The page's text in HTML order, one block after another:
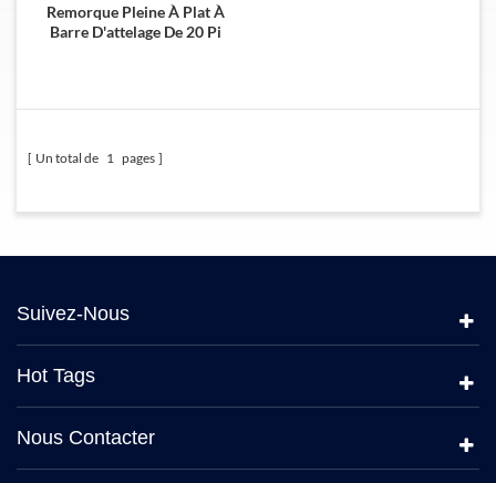
Remorque Pleine À Plat À
Barre D'attelage De 20 Pi
Un total de 1 pages
Suivez-Nous
Hot Tags
Nous Contacter